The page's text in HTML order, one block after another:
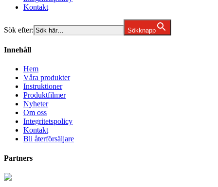
Kontakt
Sök efter: Sökknapp
Innehåll
Hem
Våra produkter
Instruktioner
Produktfilmer
Nyheter
Om oss
Integritetspolicy
Kontakt
Bli återförsäljare
Partners